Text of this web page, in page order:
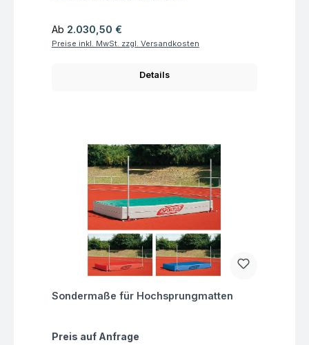
Regulärer Preis:
Ab 2.030,50 €
Preise inkl. MwSt. zzgl. Versandkosten
Details
Fragen zum Artikel
Sondermaße für Hochsprungmatten
Preis auf Anfrage